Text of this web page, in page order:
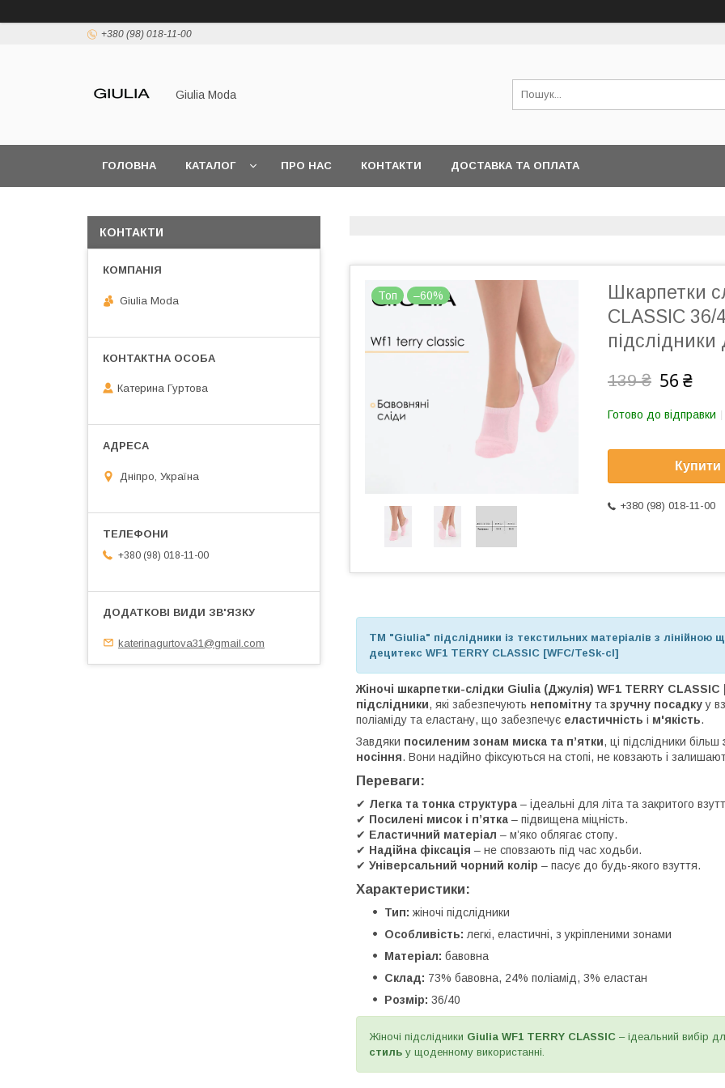
+380 (98) 018-11-00
Giulia Moda
ГОЛОВНА КАТАЛОГ ПРО НАС КОНТАКТИ ДОСТАВКА ТА ОПЛАТА
Топ –60%
Шкарпетки
CLASSIC 36/
підслідники
139 ₴ 56 ₴
Готово до відправки
Купити
+380 (98) 018-11-00
ТМ "Giulia" підслідники із текстильних матеріалів з лінійною
децитекс WF1 TERRY CLASSIC [WFC/TeSk-cl]
Жіночі шкарпетки-слідки Giulia (Джулія) WF1 TERRY
підслідники, які забезпечують непомітну та зручну посадкуу
поліаміду та еластану, що забезпечує еластичність і м'якість.
Завдяки посиленим зонам миска та п’ятки, ці підслідники більш
носіння. Вони надійно фіксуються на стопі, не ковзають і
Переваги:
✔ Легка та тонка структура – ідеальні для літа та закритого
✔ Посилені мисок і п’ятка – підвищена міцність.
✔ Еластичний матеріал – м’яко облягає стопу.
✔ Надійна фіксація – не сповзають під час ходьби.
✔ Універсальний чорний колір – пасує до будь-якого взуття.
Характеристики:
Тип: жіночі підслідники
Особливість: легкі, еластичні, з укріпленими зонами
Матеріал: бавовна
Склад: 73% бавовна, 24% поліамід, 3% еластан
Розмір: 36/40
Жіночі підслідники Giulia WF1 TERRY CLASSIC – ідеальний вибір
стиль у щоденному використанні.
КОНТАКТИ
Giulia Moda
Катерина Гуртова
Дніпро, Україна
+380 (98) 018-11-00
katerinagurtova31@gmail.com